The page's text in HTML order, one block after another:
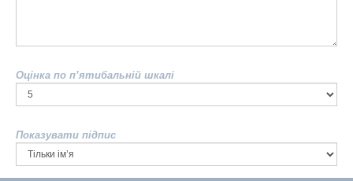
Оцінка по п’ятибальній шкалі
Показувати підпис